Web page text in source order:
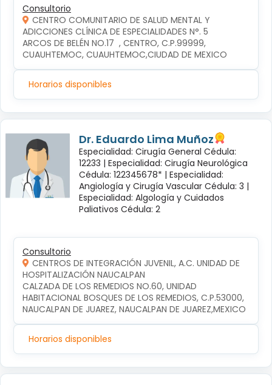
Consultorio
CENTRO COMUNITARIO DE SALUD MENTAL Y
ADICCIONES CLÍNICA DE ESPECIALIDADES N°. 5
ARCOS DE BELÉN NO.17  , CENTRO, C.P.99999,
CUAUHTEMOC, CUAUHTEMOC,CIUDAD DE MEXICO
Horarios disponibles
Dr. Eduardo Lima Muñoz
Especialidad: Cirugía General Cédula:
12233 | Especialidad: Cirugía Neurológica
Cédula: 122345678* | Especialidad:
Angiología y Cirugía Vascular Cédula: 3 |
Especialidad: Algología y Cuidados
Paliativos Cédula: 2
Consultorio
CENTROS DE INTEGRACIÓN JUVENIL, A.C. UNIDAD DE
HOSPITALIZACIÓN NAUCALPAN
CALZADA DE LOS REMEDIOS NO.60, UNIDAD
HABITACIONAL BOSQUES DE LOS REMEDIOS, C.P.53000,
NAUCALPAN DE JUAREZ, NAUCALPAN DE JUAREZ,MEXICO
Horarios disponibles